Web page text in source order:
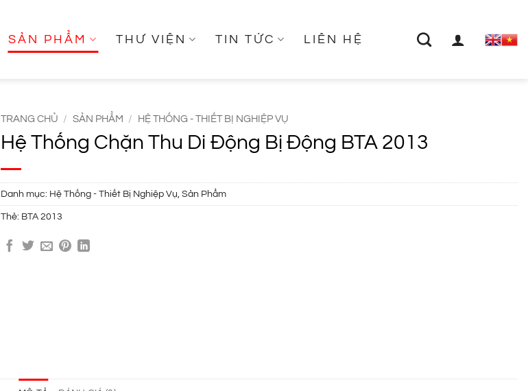
SẢN PHẨM THƯ VIỆN TIN TỨC LIÊN HỆ
TRANG CHỦ / SẢN PHẨM / HỆ THỐNG - THIẾT BỊ NGHIỆP VỤ
Hệ Thống Chặn Thu Di Động Bị Động BTA 2013
Danh mục: Hệ Thống - Thiết Bị Nghiệp Vụ Sản Phẩm
Thẻ: BTA 2013